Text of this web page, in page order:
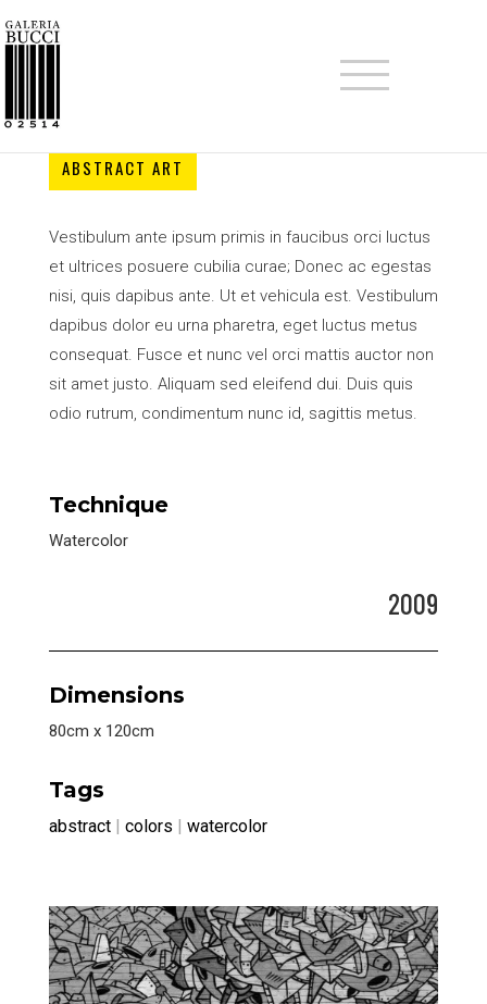
Praesent congue
ABSTRACT ART
Vestibulum ante ipsum primis in faucibus orci luctus
et ultrices posuere cubilia curae; Donec ac egestas
nisi, quis dapibus ante. Ut et vehicula est. Vestibulum
dapibus dolor eu urna pharetra, eget luctus metus
consequat. Fusce et nunc vel orci mattis auctor non
sit amet justo. Aliquam sed eleifend dui. Duis quis
odio rutrum, condimentum nunc id, sagittis metus.
Technique
Watercolor
2009
Dimensions
80cm x 120cm
Tags
abstract| colors | watercolor